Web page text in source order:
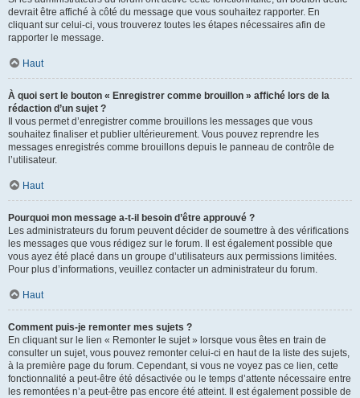
devrait être affiché à côté du message que vous souhaitez rapporter. En
cliquant sur celui-ci, vous trouverez toutes les étapes nécessaires afin de
rapporter le message.
Haut
À quoi sert le bouton « Enregistrer comme brouillon » affiché lors de la
rédaction d’un sujet ?
Il vous permet d’enregistrer comme brouillons les messages que vous
souhaitez finaliser et publier ultérieurement. Vous pouvez reprendre les
messages enregistrés comme brouillons depuis le panneau de contrôle de
l’utilisateur.
Haut
Pourquoi mon message a-t-il besoin d’être approuvé ?
Les administrateurs du forum peuvent décider de soumettre à des vérifications
les messages que vous rédigez sur le forum. Il est également possible que
vous ayez été placé dans un groupe d’utilisateurs aux permissions limitées.
Pour plus d’informations, veuillez contacter un administrateur du forum.
Haut
Comment puis-je remonter mes sujets ?
En cliquant sur le lien « Remonter le sujet » lorsque vous êtes en train de
consulter un sujet, vous pouvez remonter celui-ci en haut de la liste des sujets,
à la première page du forum. Cependant, si vous ne voyez pas ce lien, cette
fonctionnalité a peut-être été désactivée ou le temps d’attente nécessaire entre
les remontées n’a peut-être pas encore été atteint. Il est également possible de